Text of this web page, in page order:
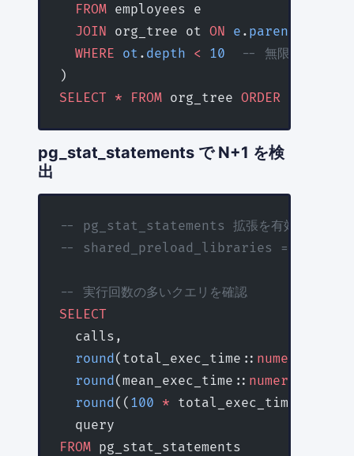
  FROM
employees e
  JOIN
org_tree ot ON e . parent_id
  WHERE
ot . depth < 10
  -- 無限ループ防止
)
SELECT * FROM org_tree ORDER BY
pg_stat_statements で N+1 を検
出
-- pg_stat_statements 拡張を有効化（
-- shared_preload_libraries =
-- 実行回数の多いクエリを確認
SELECT
  calls,
  round
(total_exec_time:: numeric
  round
(mean_exec_time:: numeric
  round
(( 100 * total_exec_time
  query
FROM pg_stat_statements